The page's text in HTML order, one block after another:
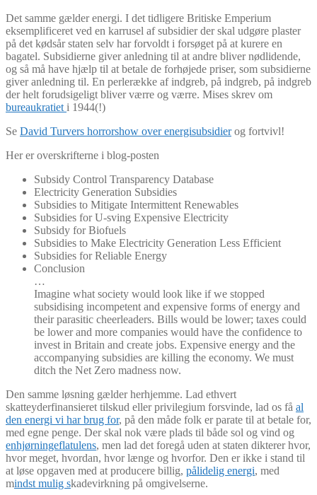
Det samme gælder energi. I det tidligere Britiske Emperium
eksemplificeret ved en karrusel af subsidier der skal udgøre plaster
på det kødsår staten selv har forvoldt i forsøget på at kurere en
bagatel. Subsidierne giver anledning til at andre bliver nødlidende,
og så må have hjælp til at betale de forhøjede priser, som subsidierne
giver anledning til. En perlerække af indgreb, på indgreb, på indgreb
der helt forudsigeligt bliver værre og værre. Mises skrev om
bureaukratiet i 1944(!)
Se David Turvers horrorshow over energisubsidierog fortvivl!
Her er overskrifterne i blog-posten
Subsidy Control Transparency Database
Electricity Generation Subsidies
Subsidies to Mitigate Intermittent Renewables
Subsidies for U-sving Expensive Electricity
Subsidy for Biofuels
Subsidies to Make Electricity Generation Less Efficient
Subsidies for Reliable Energy
Conclusion
…
Imagine what society would look like if we stopped
subsidising incompetent and expensive forms of energy and
their parasitic cheerleaders. Bills would be lower; taxes could
be lower and more companies would have the confidence to
invest in Britain and create jobs. Expensive energy and the
accompanying subsidies are killing the economy. We must
ditch the Net Zero madness now.
Den samme løsning gælder herhjemme. Lad ethvert
skatteyderfinansieret tilskud eller privilegium forsvinde, lad os få al
den energi vi har brug for, på den måde folk er parate til at betale for,
med egne penge. Der skal nok være plads til både sol og vind og
enhjørningeflatulens, men lad det foregå uden at staten dikterer hvor,
hvor meget, hvordan, hvor længe og hvorfor. Den er ikke i stand til
at løse opgaven med at producere billig, pålidelig energi, med
mindst mulig skadevirkning på omgivelserne.